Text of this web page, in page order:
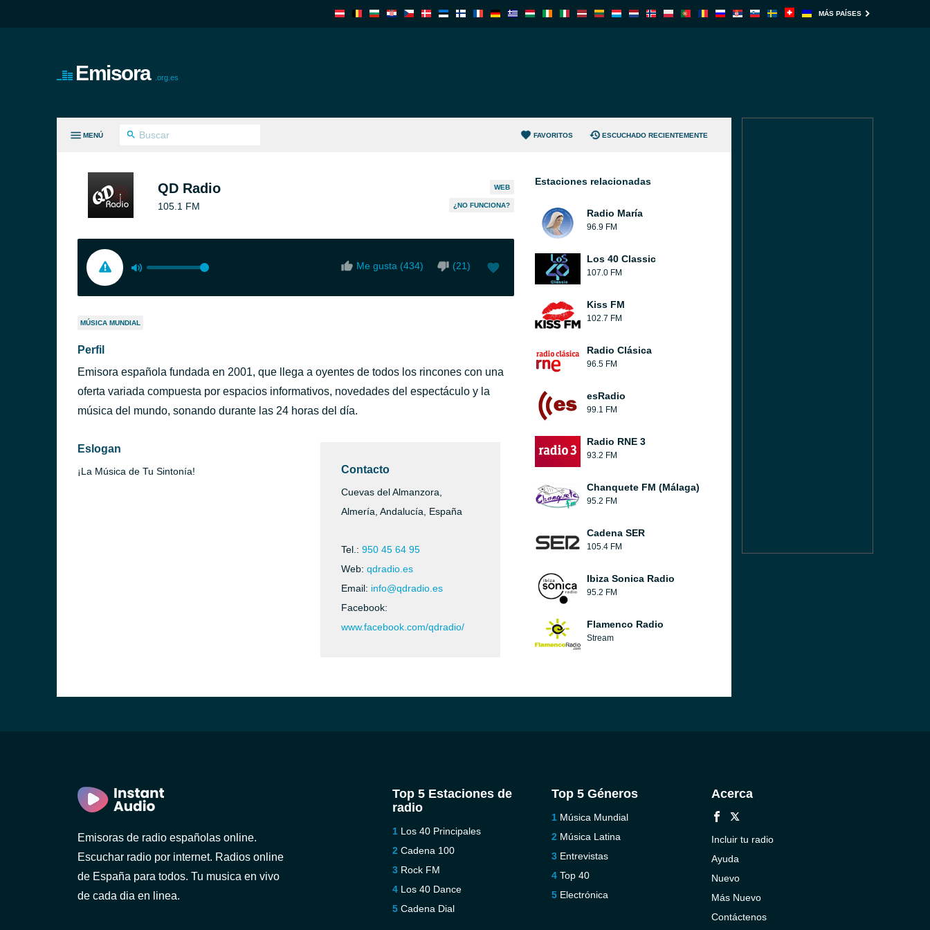
MÁS PAÍSES
Emisora .org.es
MENÚ FAVORITOS ESCUCHADO RECIENTEMENTE
QD Radio
105.1 FM
WEB
¿NO FUNCIONA?
Me gusta (434) (21)
MÚSICA MUNDIAL
Perfil
Emisora española fundada en 2001, que llega a oyentes de todos los rincones con una
oferta variada compuesta por espacios informativos, novedades del espectáculo y la
música del mundo, sonando durante las 24 horas del día.
Eslogan
¡La Música de Tu Sintonía! Contacto
Cuevas del Almanzora,
Almería, Andalucía, España
Tel.: 950 45 64 95
Web: qdradio.es
Email: info@qdradio.es
Facebook:
www.facebook.com/qdradio/
Estaciones relacionadas
Radio María
96.9 FM
Los 40 Classic
107.0 FM
Kiss FM
102.7 FM
Radio Clásica
96.5 FM
esRadio
99.1 FM
Radio RNE 3
93.2 FM
Chanquete FM (Málaga)
95.2 FM
Cadena SER
105.4 FM
Ibiza Sonica Radio
95.2 FM
Flamenco Radio
Stream
Emisoras de radio españolas online.
Escuchar radio por internet. Radios online
de España para todos. Tu musica en vivo
de cada dia en linea.
Top 5 Estaciones de
radio
Los 40 Principales
Cadena 100
Rock FM
Los 40 Dance
Cadena Dial
Top 5 Géneros
Música Mundial
Música Latina
Entrevistas
Top 40
Electrónica
Acerca
Incluir tu radio
Ayuda
Nuevo
Más Nuevo
Contáctenos